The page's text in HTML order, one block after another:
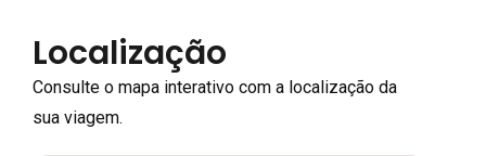
Localização
Consulte o mapa interativo com a localização da
sua viagem.